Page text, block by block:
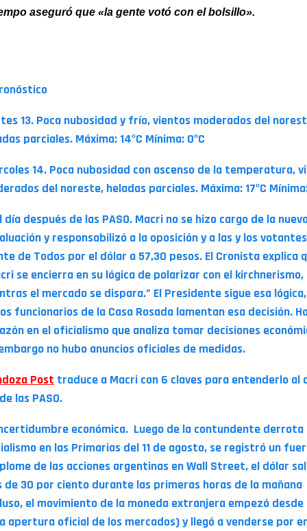
aseguró que «la gente votó con el bolsillo».
13. Poca nubosidad y frío, vientos moderados del
parciales. Máxima: 14ºC Mínima: 0ºC
14. Poca nubosidad con ascenso de la temperatura,
del noreste, heladas parciales. Máxima: 17ºC Mínima:
día después de las PASO. Macri no se hizo cargo de la
y responsabilizó a la oposición y a las y los
de Todos por el dólar a 57,30 pesos. El Cronista explica
se encierra en su lógica de polarizar con el kirchnerismo,
el mercado se dispara.” El Presidente sigue esa
funcionarios de la Casa Rosada lamentan esa decisión.
en el oficialismo que analiza tomar decisiones
no hubo anuncios oficiales de medidas.
Post traduce a Macri con 6 claves para entenderlo al
las PASO.
económica. Luego de la contundente derrota
en las Primarias del 11 de agosto, se registró un
de las acciones argentinas en Wall Street, el dólar
de 30 por ciento durante las primeras horas de la mañana
el movimiento de la moneda extranjera empezó
apertura oficial de los mercados) y llegó a venderse por